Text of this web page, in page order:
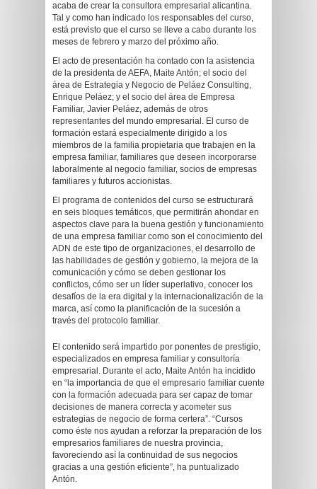
acaba de crear la consultora empresarial alicantina.
Tal y como han indicado los responsables del curso,
está previsto que el curso se lleve a cabo durante los
meses de febrero y marzo del próximo año.
El acto de presentación ha contado con la asistencia
de la presidenta de AEFA, Maite Antón; el socio del
área de Estrategia y Negocio de Peláez Consulting,
Enrique Peláez; y el socio del área de Empresa
Familiar, Javier Peláez, además de otros
representantes del mundo empresarial. El curso de
formación estará especialmente dirigido a los
miembros de la familia propietaria que trabajen en la
empresa familiar, familiares que deseen incorporarse
laboralmente al negocio familiar, socios de empresas
familiares y futuros accionistas.
El programa de contenidos del curso se estructurará
en seis bloques temáticos, que permitirán ahondar en
aspectos clave para la buena gestión y funcionamiento
de una empresa familiar como son el conocimiento del
ADN de este tipo de organizaciones, el desarrollo de
las habilidades de gestión y gobierno, la mejora de la
comunicación y cómo se deben gestionar los
conflictos, cómo ser un líder superlativo, conocer los
desafíos de la era digital y la internacionalización de la
marca, así como la planificación de la sucesión a
través del protocolo familiar.
El contenido será impartido por ponentes de prestigio,
especializados en empresa familiar y consultoría
empresarial. Durante el acto, Maite Antón ha incidido
en “la importancia de que el empresario familiar cuente
con la formación adecuada para ser capaz de tomar
decisiones de manera correcta y acometer sus
estrategias de negocio de forma certera”. “Cursos
como éste nos ayudan a reforzar la preparación de los
empresarios familiares de nuestra provincia,
favoreciendo así la continuidad de sus negocios
gracias a una gestión eficiente”, ha puntualizado
Antón.